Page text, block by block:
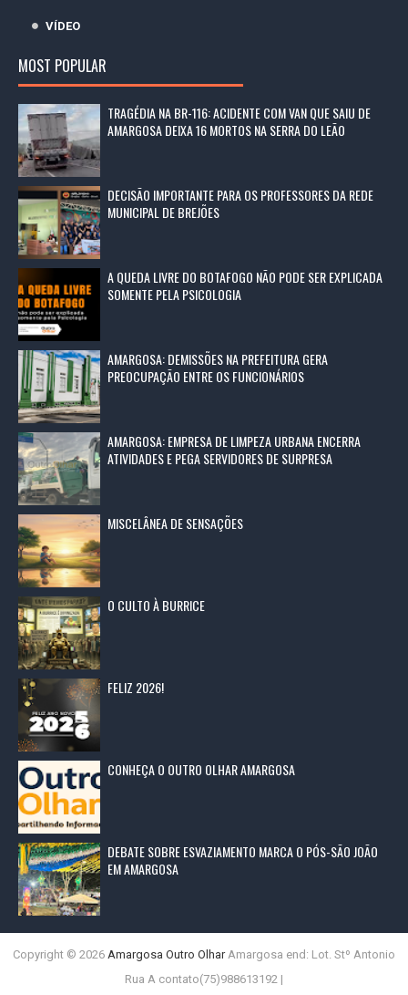
VÍDEO
MOST POPULAR
TRAGÉDIA NA BR-116: ACIDENTE COM VAN QUE SAIU DE
AMARGOSA DEIXA 16 MORTOS NA SERRA DO LEÃO
DECISÃO IMPORTANTE PARA OS PROFESSORES DA REDE
MUNICIPAL DE BREJÕES
A QUEDA LIVRE DO BOTAFOGO NÃO PODE SER EXPLICADA
SOMENTE PELA PSICOLOGIA
AMARGOSA: DEMISSÕES NA PREFEITURA GERA
PREOCUPAÇÃO ENTRE OS FUNCIONÁRIOS
AMARGOSA: EMPRESA DE LIMPEZA URBANA ENCERRA
ATIVIDADES E PEGA SERVIDORES DE SURPRESA
MISCELÂNEA DE SENSAÇÕES
O CULTO À BURRICE
FELIZ 2026!
CONHEÇA O OUTRO OLHAR AMARGOSA
DEBATE SOBRE ESVAZIAMENTO MARCA O PÓS-SÃO JOÃO
EM AMARGOSA
Copyright © 2026 Amargosa Outro Olhar Amargosa end: Lot. Stº Antonio
Rua A contato(75)988613192 |